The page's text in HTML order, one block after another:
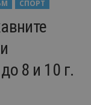
СПОРТ
8 и 10 г.